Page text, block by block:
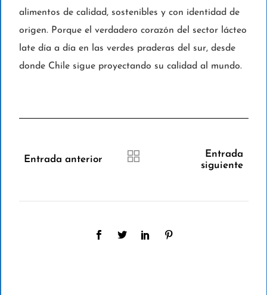
alimentos de calidad, sostenibles y con identidad de
origen. Porque el verdadero corazón del sector lácteo
late día a día en las verdes praderas del sur, desde
donde Chile sigue proyectando su calidad al mundo.
Entrada anterior
Entrada
siguiente